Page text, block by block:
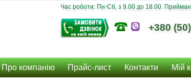
Час роботи: Пн-Сб, з 9.00 до 18.00.
+380
Про компанію Прайс-лист Контакти Мій